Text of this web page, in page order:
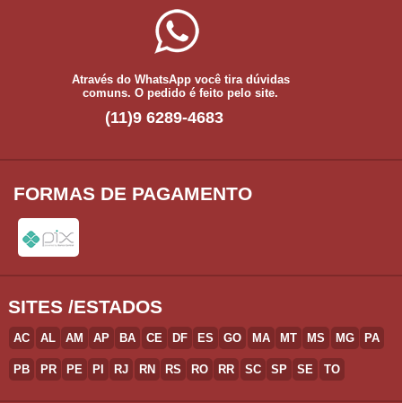
Através do WhatsApp você tira dúvidas
comuns. O pedido é feito pelo site.
(11)9 6289-4683
FORMAS DE PAGAMENTO
SITES /ESTADOS
AC AL AM AP BA CE DF ES GO MA MT MS MG PA
PB PR PE PI RJ RN RS RO RR SC SP SE TO